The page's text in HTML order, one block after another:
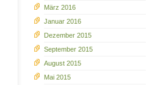
März 2016
Januar 2016
Dezember 2015
September 2015
August 2015
Mai 2015